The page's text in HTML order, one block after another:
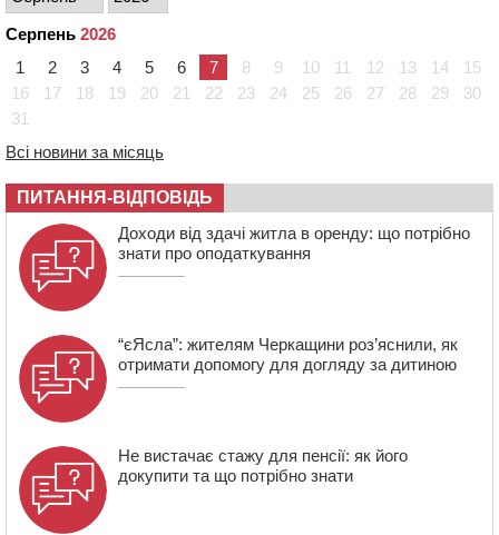
09:08 Встановити гойдалки, карусель і закупити іграшки: у
08:22
“На щиті” у Чорнобаївську громаду повертається
полеглий біля Кліщіївки воїн
сплатили на Черкащині
06 СЕРПНЯ 2026, ЧЕТВЕР
21:13 Вісім медалей, з яких чотири золоті: черкаські
спортсмени тріумфували на чемпіонаті України
Серпень 2026
1
2 3 4 5 6 7 8 9 10 11 12 13 14
15
16
17 18 19 20 21 22 23 24 25 26 27 28 29
30
31
Всі новини за місяць
ПИТАННЯ-ВІДПОВІДЬ
Доходи від здачі житла в оренду: що потрібно
знати про оподаткування
“єЯсла”: жителям Черкащини роз’яснили, як
отримати допомогу для догляду за дитиною
Не вистачає стажу для пенсії: як його
докупити та що потрібно знати